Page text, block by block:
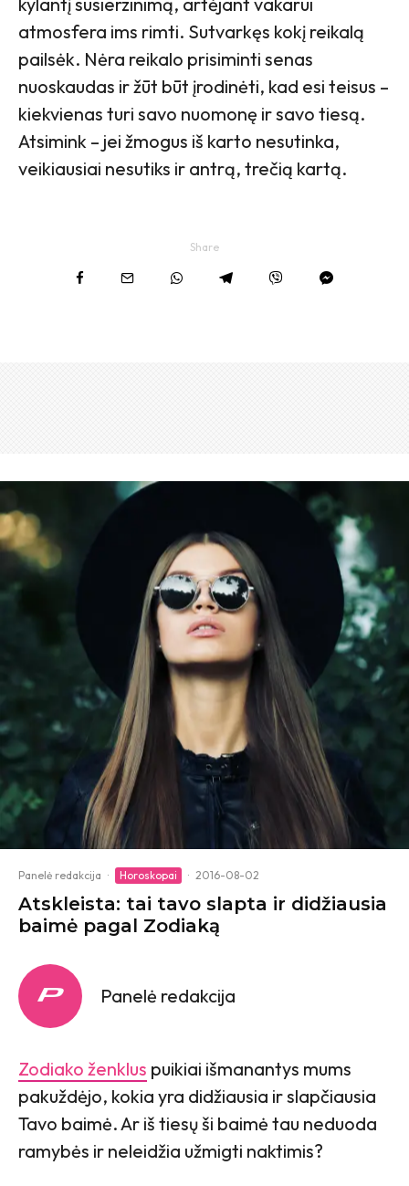
atmosfera ims rimti. Sutvarkęs kokį reikalą
pailsėk. Nėra reikalo prisiminti senas
nuoskaudas ir žūt būt įrodinėti, kad esi teisus –
kiekvienas turi savo nuomonę ir savo tiesą.
Atsimink – jei žmogus iš karto nesutinka,
veikiausiai nesutiks ir antrą, trečią kartą.
Share
Panelė redakcija · Horoskopai · 2016-08-02
Atskleista: tai tavo slapta ir didžiausia
baimė pagal Zodiaką
Panelė redakcija
Zodiako ženklus puikiai išmanantys mums
pakuždėjo, kokia yra didžiausia ir slapčiausia
Tavo baimė. Ar iš tiesų ši baimė tau neduoda
ramybės ir neleidžia užmigti naktimis?